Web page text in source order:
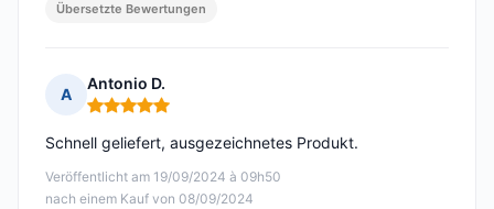
Übersetzte Bewertungen
A
Antonio D.
Hinweis: 5 von 5
Veröffentlicht am 19/09/2024 à 09h50
nach einem Kauf von 08/09/2024
Schnell geliefert, ausgezeichnetes Produkt.